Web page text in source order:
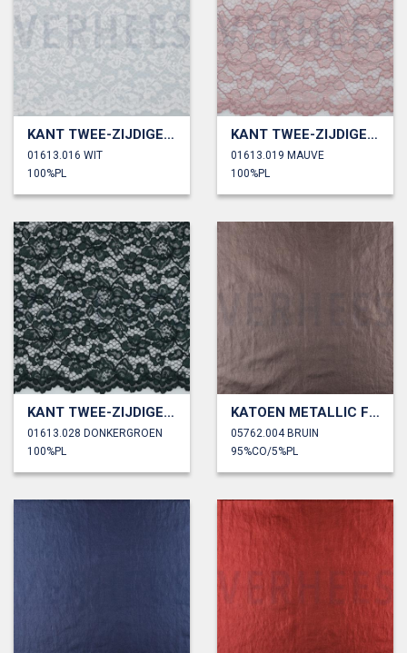
KANT TWEE-ZIJDIGE GOLFRAND
01613.016 WIT
100%PL
KANT TWEE-ZIJDIGE GOLFRAND
01613.019 MAUVE
100%PL
KANT TWEE-ZIJDIGE GOLFRAND
01613.028 DONKERGROEN
100%PL
KATOEN METALLIC FOLIE
05762.004 BRUIN
95%CO/5%PL